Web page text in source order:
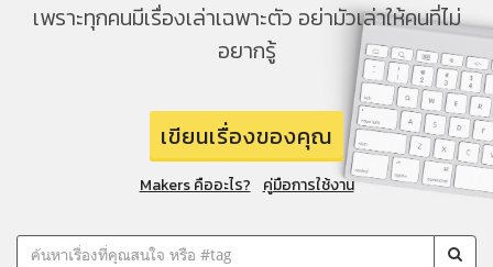
เพราะทุกคนมีเรื่องเล่าเฉพาะตัว อย่ามัวเล่าให้คนที่ไม่
อยากรู้
เขียนเรื่องของคุณ
Makers คืออะไร? คู่มือการใช้งาน